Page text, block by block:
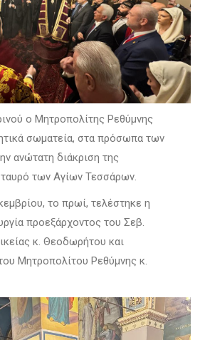
ο Μητροπολίτης Ρεθύμνης
σωματεία, στα πρόσωπα των
ανώτατη διάκριση της
των Αγίων Τεσσάρων.
το πρωί, τελέστηκε η
προεξάρχοντος του Σεβ.
κ. Θεοδωρήτου και
Μητροπολίτου Ρεθύμνης κ.